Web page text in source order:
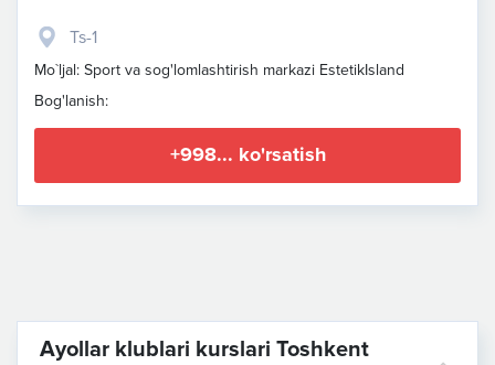
Ts-1
Mo`ljal: Sport va sog'lomlashtirish markazi EstetikIsland
Bog'lanish:
+998... ko'rsatish
Ayollar klublari kurslari Toshkent